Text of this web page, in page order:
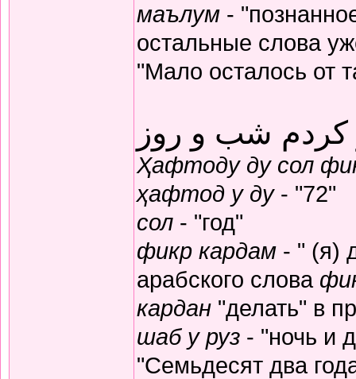
маълум -
остальные слова
"Мало осталось от
کردم شب و روز
Ҳафтоду ду сол
ҳафтод у ду- "72"
сол - "год"
фикр кардам - " (я)
арабского слова
кардан "делать" в
шаб у руз - "ночь и
"Семьдесят два